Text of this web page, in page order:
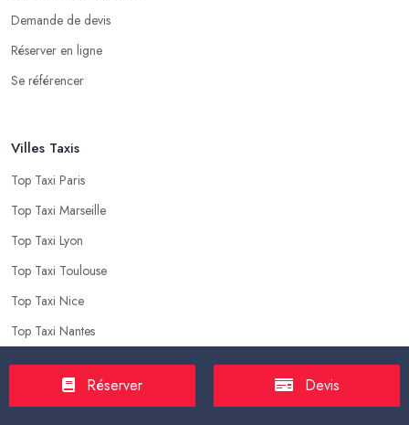
Demande de devis
Réserver en ligne
Se référencer
Villes Taxis
Top Taxi Paris
Top Taxi Marseille
Top Taxi Lyon
Top Taxi Toulouse
Top Taxi Nice
Top Taxi Nantes
Top Taxis
Réserver Devis